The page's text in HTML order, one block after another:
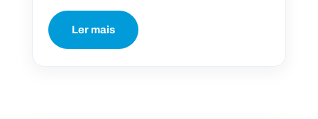
Ler mais